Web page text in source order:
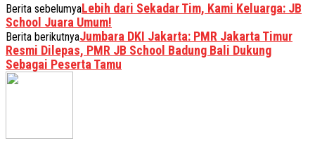
Berita sebelumyaLebih dari Sekadar Tim, Kami Keluarga: JB
School Juara Umum!
Berita berikutnyaJumbara DKI Jakarta: PMR Jakarta Timur
Resmi Dilepas, PMR JB School Badung Bali Dukung
Sebagai Peserta Tamu